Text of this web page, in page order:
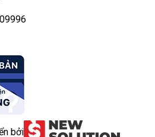
bởi